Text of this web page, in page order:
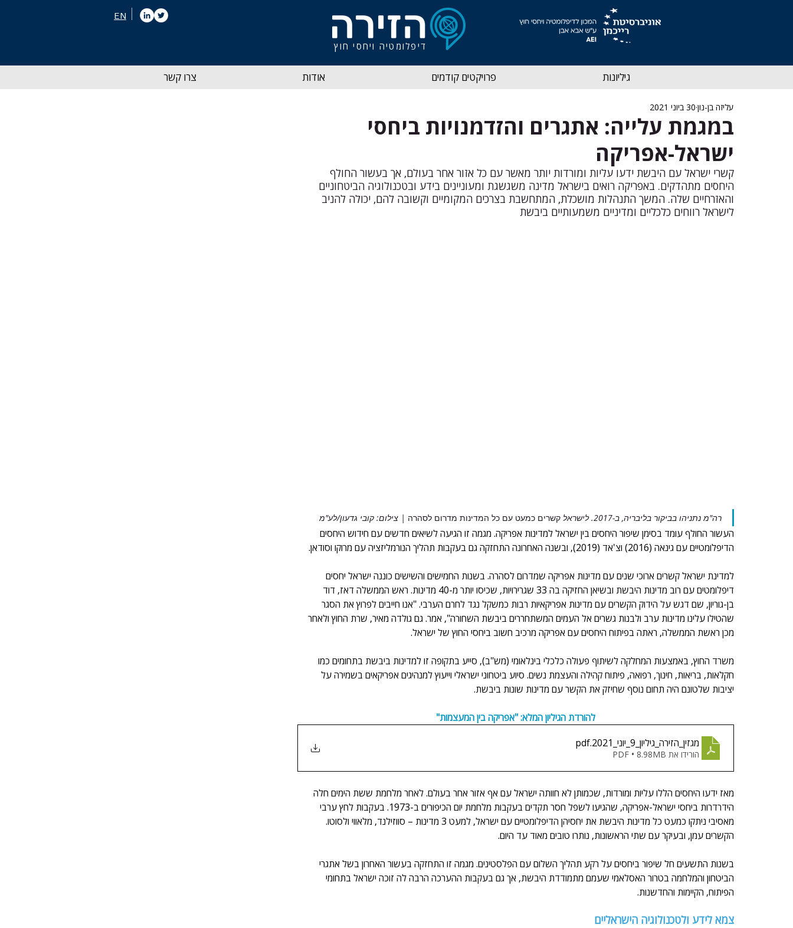
EN
דיפלומטיה ויחסי חוץ
גיליונות פרויקטים קודמים אודות צרו קשר
במגמת עלייה: אתגרים והזדמנויות ביחסי
ישראל-אפריקה
עליזה בן-נון 30 ביוני 2021
קשרי ישראל עם היבשת ידעו עליות ומורדות יותר מאשר עם כל אזור אחר בעולם, אך בעשור החולף
היחסים מתהדקים. באפריקה רואים בישראל מדינה משגשגת ומעוניינים בידע ובטכנולוגיה הביטחוניים
והאזרחיים שלה. המשך התנהלות מושכלת, המתחשבת בצרכים המקומיים וקשובה להם, יכולה להניב
לישראל רווחים כלכליים ומדיניים משמעותיים ביבשת
רה"מ נתניהו בביקור בליבריה, ב-2017. לישראל קשרים כמעט עם כל המדינות מדרום לסהרה | צילום: קובי גדעון/לע"מ
העשור החולף עומד בסימן שיפור היחסים בין ישראל למדינות אפריקה. מגמה זו הגיעה לשיאים חדשים עם חידוש היחסים
הדיפלומטיים עם גינאה (2016) וצ'אד (2019), ובשנה האחרונה התחזקה גם בעקבות תהליך הנורמליזציה עם מרוקו וסודאן.
למדינת ישראל קשרים ארוכי שנים עם מדינות אפריקה שמדרום לסהרה. בשנות החמישים והשישים כוננה ישראל יחסים
דיפלומטים עם רוב מדינות היבשת ובשיאן החזיקה בה 33 שגרירויות, שכיסו יותר מ-40 מדינות. ראש הממשלה דאז, דוד
בן-גוריון, שם דגש על הידוק הקשרים עם מדינות אפריקאיות רבות כמשקל נגד לחרם הערבי. "אנו חייבים לפרוץ את הסגר
שהטילו עלינו מדינות ערב ולבנות גשרים אל העמים המשתחררים ביבשת השחורה", אמר. גם גולדה מאיר, שרת החוץ ולאחר
מכן ראשת הממשלה, ראתה בפיתוח היחסים עם אפריקה מרכיב חשוב ביחסי החוץ של ישראל.
משרד החוץ, באמצעות המחלקה לשיתוף פעולה כלכלי בינלאומי (מש"ב), סייע בתקופה זו למדינות ביבשת בתחומים כמו
חקלאות, בריאות, חינוך, רפואה, פיתוח קהילה והעצמת נשים. סיוע ביטחוני ישראלי וייעוץ למנהיגים אפריקאים בשמירה על
יציבות שלטונם היה תחום נוסף שחיזק את הקשר עם מדינות שונות ביבשת.
להורדת הגיליון המלא: "אפריקה בין המעצמות"
מגזין_הזירה_גיליון_9_יוני_2021
.pdf
הורידו את PDF • 8.98MB
מאז ידעו היחסים הללו עליות ומורדות, שכמותן לא חוותה ישראל עם אף אזור אחר בעולם. לאחר מלחמת ששת הימים חלה
הידרדרות ביחסי ישראל-אפריקה, שהגיעו לשפל חסר תקדים בעקבות מלחמת יום הכיפורים ב-1973. בעקבות לחץ ערבי
מאסיבי ניתקו כמעט כל מדינות היבשת את יחסיהן הדיפלומטיים עם ישראל, למעט 3 מדינות – סווזילנד, מלאווי ולסוטו.
הקשרים עמן, ובעיקר עם שתי הראשונות, נותרו טובים מאוד עד היום.
בשנות התשעים חל שיפור ביחסים על רקע תהליך השלום עם הפלסטינים. מגמה זו התחזקה בעשור האחרון בשל אתגרי
הביטחון והמלחמה בטרור האסלאמי שעמם מתמודדת היבשת, אך גם בעקבות ההערכה הרבה לה זוכה ישראל בתחומי
הפיתוח, הקיימות והחדשנות.
צמא לידע ולטכנולוגיה הישראליים